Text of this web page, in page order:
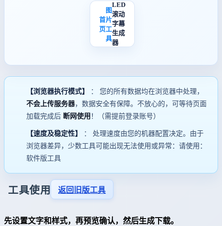
首
页
图
片
工
具
LED
滚动
字幕
生成
器
【浏览器执行模式】
： 您的所有数据均在浏览器中处理，
不会上传服务器，数据安全有保障。不放心的，可等待页面
加载完成后 断网使用 ！（需提前登录账号）
【速度及稳定性】
： 处理速度由您的机器配置决定。由于
浏览器差异，少数工具可能出现无法使用或异常：请使用：
软件版工具
工具使用 返回旧版工具
先设置文字和样式，再预览确认，然后生成下载。